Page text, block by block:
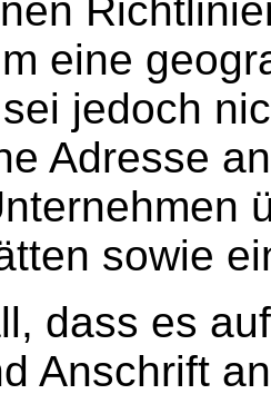
eine
jedoch
Adresse
sowie
dass es
Anschrift